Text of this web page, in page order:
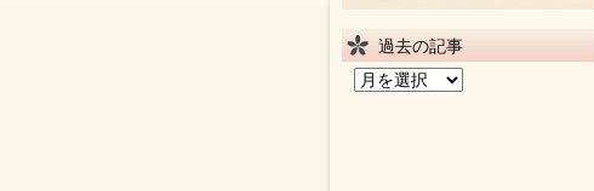
過去の記事